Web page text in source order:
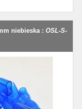
niebieska : OSL-S-